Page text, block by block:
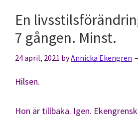
En
7 gången. Minst.
24 april, 2021 byAnnicka Ekengren
Hilsen.
Hon är tillbaka. Igen.